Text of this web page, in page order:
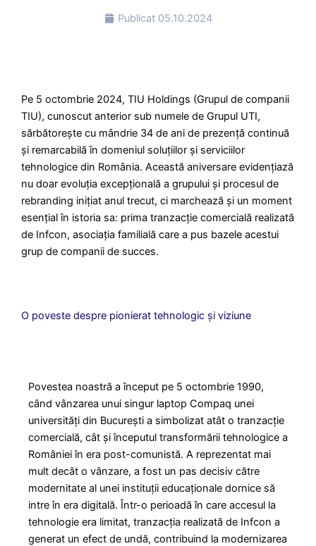
Publicat 05.10.2024
Pe 5 octombrie 2024, TIU Holdings (Grupul de companii
TIU), cunoscut anterior sub numele de Grupul UTI,
sărbătorește cu mândrie 34 de ani de prezență continuă
și remarcabilă în domeniul soluțiilor și serviciilor
tehnologice din România. Această aniversare evidențiază
nu doar evoluția excepțională a grupului și procesul de
rebranding inițiat anul trecut, ci marchează și un moment
esențial în istoria sa: prima tranzacție comercială realizată
de Infcon, asociația familială care a pus bazele acestui
grup de companii de succes.
O poveste despre pionierat tehnologic și viziune
Povestea noastră a început pe 5 octombrie 1990,
când vânzarea unui singur laptop Compaq unei
universități din București a simbolizat atât o tranzacție
comercială, cât și începutul transformării tehnologice a
României în era post-comunistă. A reprezentat mai
mult decât o vânzare, a fost un pas decisiv către
modernitate al unei instituții educaționale dornice să
intre în era digitală. Într-o perioadă în care accesul la
tehnologie era limitat, tranzacția realizată de Infcon a
generat un efect de undă, contribuind la modernizarea